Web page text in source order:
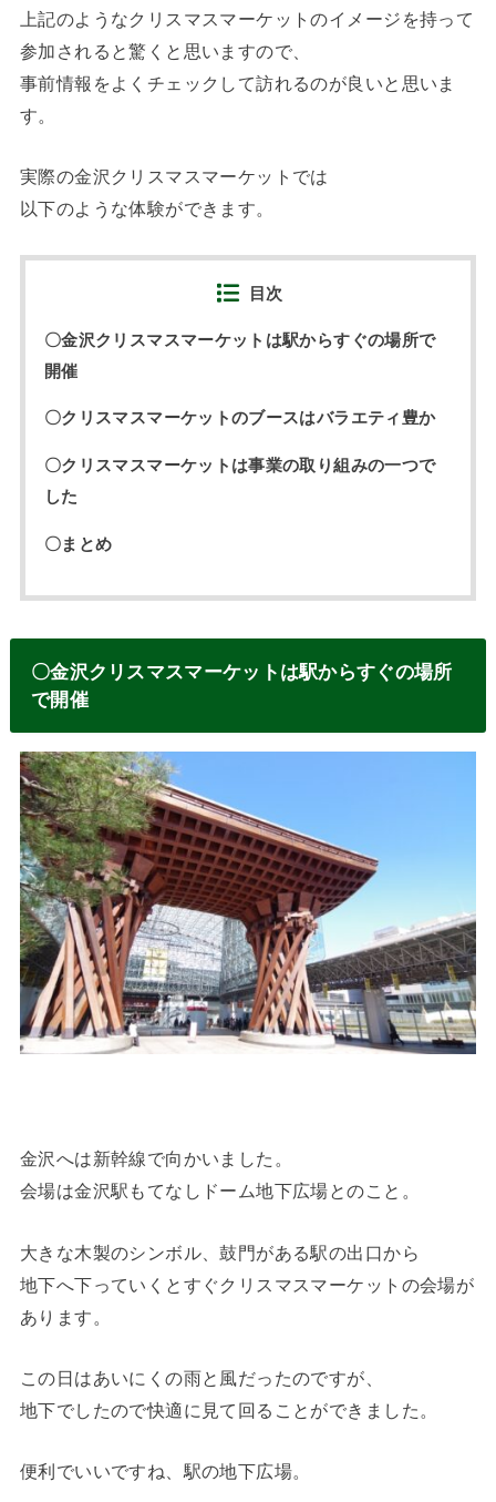
上記のようなクリスマスマーケットのイメージを持って
参加されると驚くと思いますので、
事前情報をよくチェックして訪れるのが良いと思いま
す。
実際の金沢クリスマスマーケットでは
以下のような体験ができます。
目次
〇金沢クリスマスマーケットは駅からすぐの場所で
開催
〇クリスマスマーケットのブースはバラエティ豊か
〇クリスマスマーケットは事業の取り組みの一つで
した
〇まとめ
〇金沢クリスマスマーケットは駅からすぐの場所
で開催
金沢へは新幹線で向かいました。
会場は金沢駅もてなしドーム地下広場とのこと。
大きな木製のシンボル、鼓門がある駅の出口から
地下へ下っていくとすぐクリスマスマーケットの会場が
あります。
この日はあいにくの雨と風だったのですが、
地下でしたので快適に見て回ることができました。
便利でいいですね、駅の地下広場。